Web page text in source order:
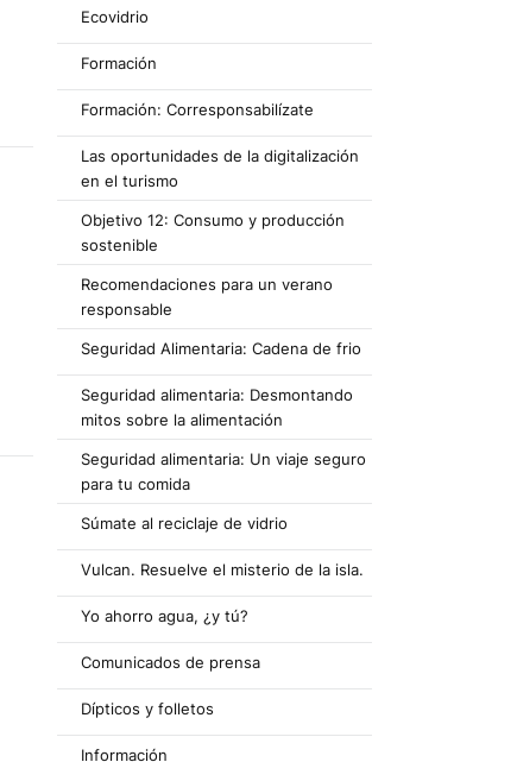
Ecovidrio
Formación
Formación: Corresponsabilízate
Las oportunidades de la digitalización
en el turismo
Objetivo 12: Consumo y producción
sostenible
Recomendaciones para un verano
responsable
Seguridad Alimentaria: Cadena de frio
Seguridad alimentaria: Desmontando
mitos sobre la alimentación
Seguridad alimentaria: Un viaje seguro
para tu comida
Súmate al reciclaje de vidrio
Vulcan. Resuelve el misterio de la isla.
Yo ahorro agua, ¿y tú?
Comunicados de prensa
Dípticos y folletos
Información